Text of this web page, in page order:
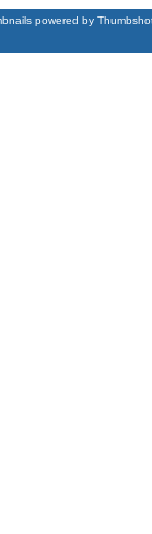
powered by